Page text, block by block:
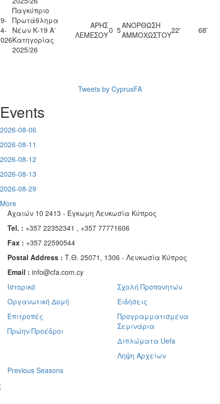
Παγκύπριο
Πρωτάθλημα
Νέων Κ-19 Α΄
Κατηγορίας
2025/26
ΑΡΗΣ
ΛΕΜΕΣΟΥ0 5ΑΝΟΡΘΩΣΗ
ΑΜΜΟΧΩΣΤΟΥ22' 68'
Tweets by CyprusFA
Events
2026-08-06
2026-08-11
2026-08-12
2026-08-13
2026-08-29
More
Αχαιών 10 2413 - Έγκωμη Λευκωσία Κύπρος
Tel. : +357 22352341 , +357 77771606
Fax : +357 22590544
Postal Address : Τ.Θ. 25071, 1306 - Λευκωσία Κύπρος
Email : info@cfa.com.cy
Ιστορικό
Οργανωτική Δομή
Επιτροπές
Πρώην Προέδροι
Σχολή Προπονητών
Ειδήσεις
Προγραμματισμένα
Σεμινάρια
Διπλώματα Uefa
Ληψη Αρχείων
Previous Seasons